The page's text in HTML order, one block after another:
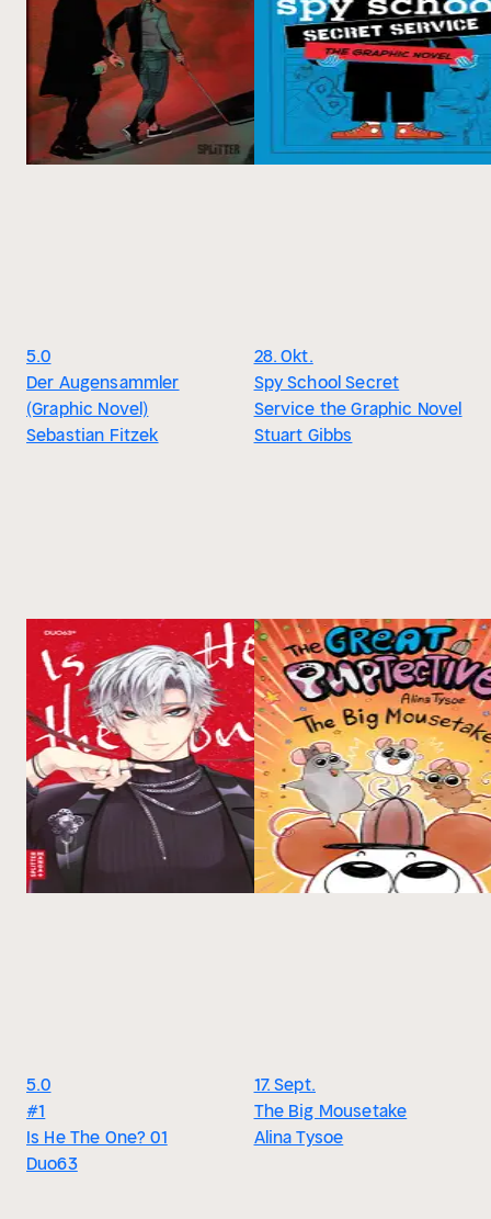
5.0
Der Augensammler
(Graphic Novel)
Sebastian Fitzek
28. Okt.
Spy School Secret
Service the Graphic Novel
Stuart Gibbs
5.0
#1
Is He The One? 01
Duo63
17. Sept.
The Big Mousetake
Alina Tysoe